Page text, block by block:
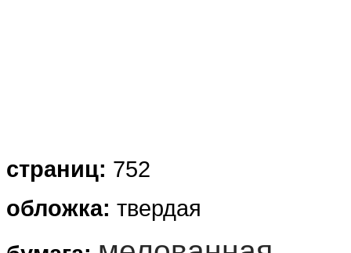
страниц: 752
обложка: твердая